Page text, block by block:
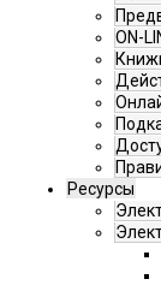
ON-
Ресурсы